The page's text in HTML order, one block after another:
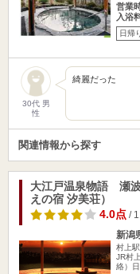
営業
入浴
日帰
30代 男
性
綺麗だった
関連情報から探す
大江戸温泉物語 瀬
えの宿 汐美荘）
4.0点/
新潟
村上
JR村
絡）